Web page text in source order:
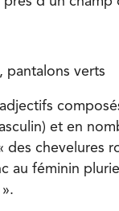
pantalons verts
et en
chevelures
au féminin